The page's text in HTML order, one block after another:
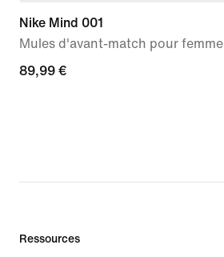
Nike Mind 001
Mules d'avant-match pour femme
89,99 €
89,99 €
Ressources